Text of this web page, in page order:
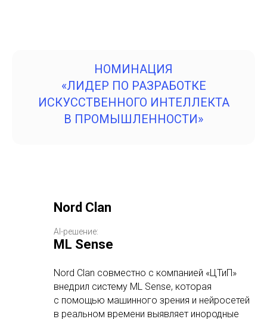
НОМИНАЦИЯ
«ЛИДЕР ПО РАЗРАБОТКЕ
ИСКУССТВЕННОГО ИНТЕЛЛЕКТА
В ПРОМЫШЛЕННОСТИ»
Nord Clan
AI-решение:
ML Sense
Nord Clan совместно с компанией «ЦТиП»
внедрил систему ML Sense, которая
с помощью машинного зрения и нейросетей
в реальном времени выявляет инородные